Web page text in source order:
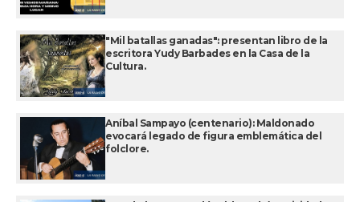
"Mil batallas ganadas": presentan libro de la
escritora Yudy Barbades en la Casa de la
Cultura.
Aníbal Sampayo (centenario): Maldonado
evocará legado de figura emblemática del
folclore.